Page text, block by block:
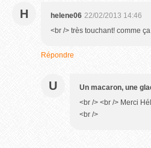
H helene06 22/02/2013 14:46
<br /> très touchant! comme
Répondre
U Un macaron, une
<br /> <br /> Merci
<br />